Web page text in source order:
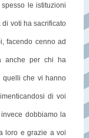
le istituzioni
voti ha sacrificato
facendo cenno ad
anche per chi ha
quelli che vi hanno
di voi
dobbiamo la
loro e grazie a voi